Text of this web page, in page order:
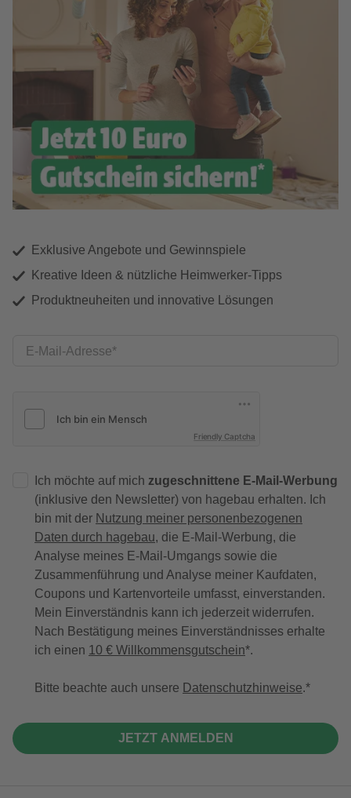
Exklusive Angebote und Gewinnspiele
Kreative Ideen & nützliche Heimwerker-Tipps
Produktneuheiten und innovative Lösungen
E-Mail-Adresse
Friendly Captcha
Ich möchte auf mich zugeschnittene E-Mail-Werbung
(inklusive den Newsletter) von hagebau erhalten. Ich
bin mit der Nutzung meiner personenbezogenen
Daten durch hagebau, die E-Mail-Werbung, die
Analyse meines E-Mail-Umgangs sowie die
Zusammenführung und Analyse meiner Kaufdaten,
Coupons und Kartenvorteile umfasst, einverstanden.
Mein Einverständnis kann ich jederzeit widerrufen.
Nach Bestätigung meines Einverständnisses erhalte
ich einen 10 € Willkommensgutschein*.
Bitte beachte auch unsere Datenschutzhinweise.
JETZT ANMELDEN